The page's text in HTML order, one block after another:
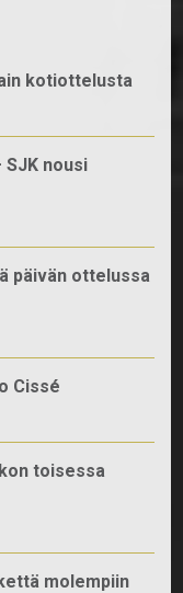
kotiottelusta
nousi
päivän ottelussa
Cissé
toisessa
molempiin